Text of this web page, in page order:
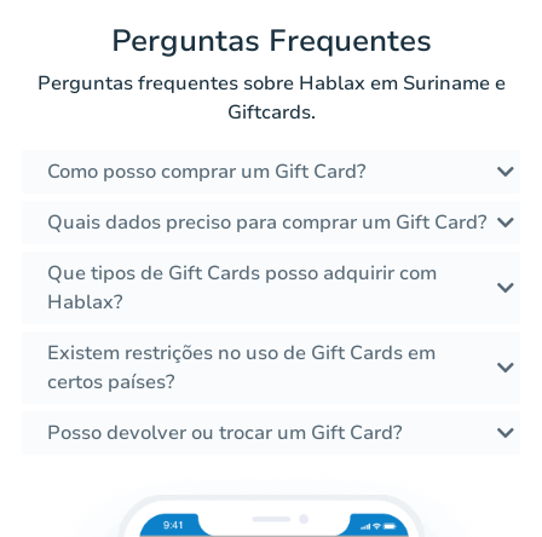
Perguntas Frequentes
Perguntas frequentes sobre Hablax em Suriname e
Giftcards.
Como posso comprar um Gift Card?
Quais dados preciso para comprar um Gift Card?
Que tipos de Gift Cards posso adquirir com
Hablax?
Existem restrições no uso de Gift Cards em
certos países?
Posso devolver ou trocar um Gift Card?